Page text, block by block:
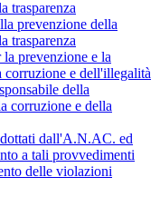
trasparenza
prevenzione della
trasparenza
prevenzione e la
corruzione e dell'illegalità
della
corruzione e della
dall'A.N.AC. ed
a tali provvedimenti
delle violazioni